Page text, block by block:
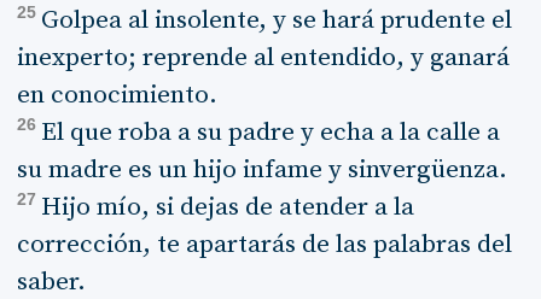
25 Golpea al insolente, y se hará prudente el
inexperto; reprende al entendido, y ganará
en conocimiento.
26 El que roba a su padre y echa a la calle a
su madre es un hijo infame y sinvergüenza.
27 Hijo mío, si dejas de atender a la
corrección, te apartarás de las palabras del
saber.